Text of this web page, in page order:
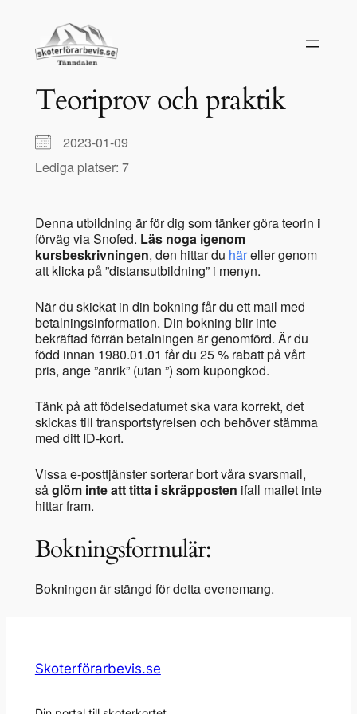
innehåll
Teoriprov och praktik
2023-01-09
Lediga platser: 7
Denna utbildning är för dig som tänker göra teorin i
förväg via Snofed. Läs noga igenom
kursbeskrivningen, den hittar du häreller genom
att klicka på ”distansutbildning” i menyn.
När du skickat in din bokning får du ett mail med
betalningsinformation. Din bokning blir inte
bekräftad förrän betalningen är genomförd. Är du
född innan 1980.01.01 får du 25 % rabatt på vårt
pris, ange ”anrik” (utan ”) som kupongkod.
Tänk på att födelsedatumet ska vara korrekt, det
skickas till transportstyrelsen och behöver stämma
med ditt ID-kort.
Vissa e-posttjänster sorterar bort våra svarsmail,
såglöm inte att titta i skräpposten ifall mailet inte
hittar fram.
Bokningsformulär:
Bokningen är stängd för detta evenemang.
Skoterförarbevis.se